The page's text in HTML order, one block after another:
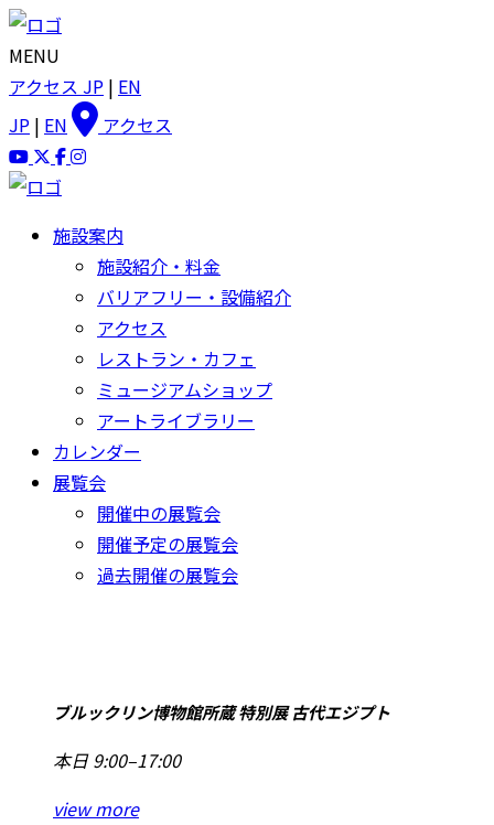
MENU
アクセス JP | EN
JP | EN アクセス
施設案内
施設紹介・料金
バリアフリー・設備紹介
アクセス
レストラン・カフェ
ミュージアムショップ
アートライブラリー
カレンダー
展覧会
開催中の展覧会
開催予定の展覧会
過去開催の展覧会
ブルックリン博物館所蔵 特別展 古代エジプト
本日 9:00–17:00
view more